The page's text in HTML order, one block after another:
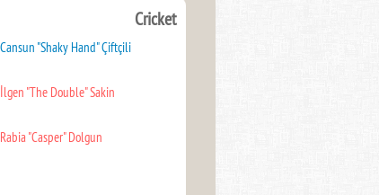
Cricket
Cansun "Shaky Hand" Çiftçili
İlgen "The Double" Sakin
Rabia "Casper" Dolgun